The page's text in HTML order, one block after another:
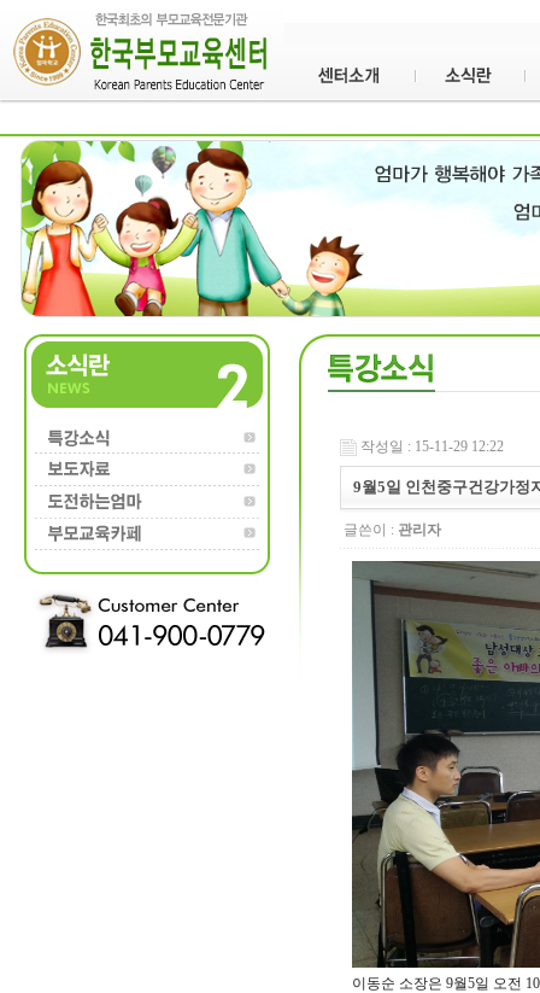
작성일 : 15-11-29 12:22
9월5일 인천중구건강가정
글쓴이 : 관리자
이동순 소장은 9월5일 오전